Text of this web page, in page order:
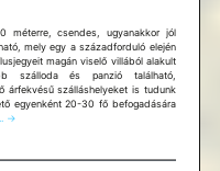
méterre, csendes, ugyanakkor jól
mely egy a századforduló elején
magán viselő villából alakult
szálloda és panzió található,
árfekvésű szálláshelyeket is tudunk
egyenként 20-30 fő befogadására
→